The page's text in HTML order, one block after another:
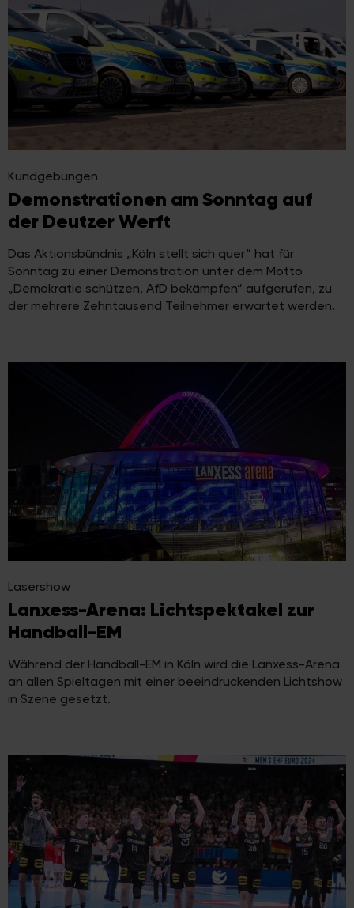
Kundgebungen
Demonstrationen am Sonntag auf
der Deutzer Werft
Das Aktionsbündnis „Köln stellt sich quer“ hat für
Sonntag zu einer Demonstration unter dem Motto
„Demokratie schützen, AfD bekämpfen“ aufgerufen, zu
der mehrere Zehntausend Teilnehmer erwartet werden.
Lasershow
Lanxess-Arena: Lichtspektakel zur
Handball-EM
Während der Handball-EM in Köln wird die Lanxess-Arena
an allen Spieltagen mit einer beeindruckenden Lichtshow
in Szene gesetzt.